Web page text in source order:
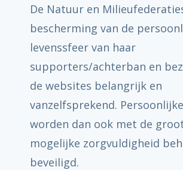
De Natuur en
bescherming van de
levenssfeer van haar
supporters/achterban en
de websites belangrijk en
vanzelfsprekend.
worden dan ook met de
mogelijke zorgvuldigheid
beveiligd.